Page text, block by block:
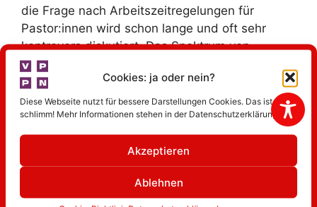
Cookies: ja oder nein?
Diese Webseite nutzt für bessere Darstellungen Cookies. Das ist nicht
schlimm! Mehr Informationen stehen in der Datenschutzerklärung.
Akzeptieren
Ablehnen
die Frage nach Arbeitszeitregelungen für
Pastor:innen wird schon lange und oft sehr
kontrovers diskutiert. Das Spektrum von
Meinungen reicht von der Überzeugung, dass
der Beruf nur mit klaren Regelungen Zukunft hat
bis zu der Ansicht, dass diese ihn irreparabel
beschädigen würden. Es wäre erstaunlich,
wenn es sich nicht auch in dieser Runde
zeigenwürde. Und da es ja ohnehin
lerntheoretisch immer sinnvoll ist, wenn man
sich erst der eigenen vorgängigen Urteile